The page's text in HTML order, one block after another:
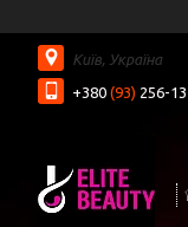
Київ, Україна
+380 (93) 256-